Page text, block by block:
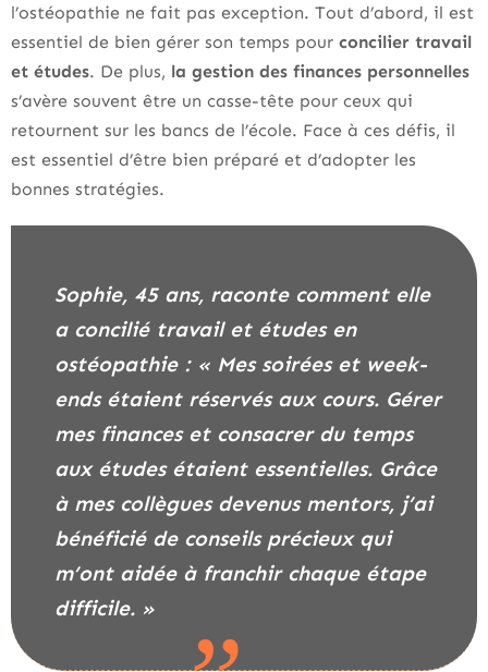
l’ostéopathie ne fait pas exception. Tout d’abord, il est
essentiel de bien gérer son temps pour concilier travail
et études. De plus, la gestion des finances personnelles
s’avère souvent être un casse-tête pour ceux qui
retournent sur les bancs de l’école. Face à ces défis, il
est essentiel d’être bien préparé et d’adopter les
bonnes stratégies.
Sophie, 45 ans, raconte comment elle
a concilié travail et études en
ostéopathie : « Mes soirées et week-
ends étaient réservés aux cours. Gérer
mes finances et consacrer du temps
aux études étaient essentielles. Grâce
à mes collègues devenus mentors, j’ai
bénéficié de conseils précieux qui
m’ont aidée à franchir chaque étape
difficile. »